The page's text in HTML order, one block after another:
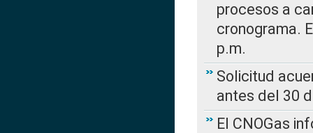
procesos a
cronograma.
p.m.
Solicitud
antes del 30
El CNOGas